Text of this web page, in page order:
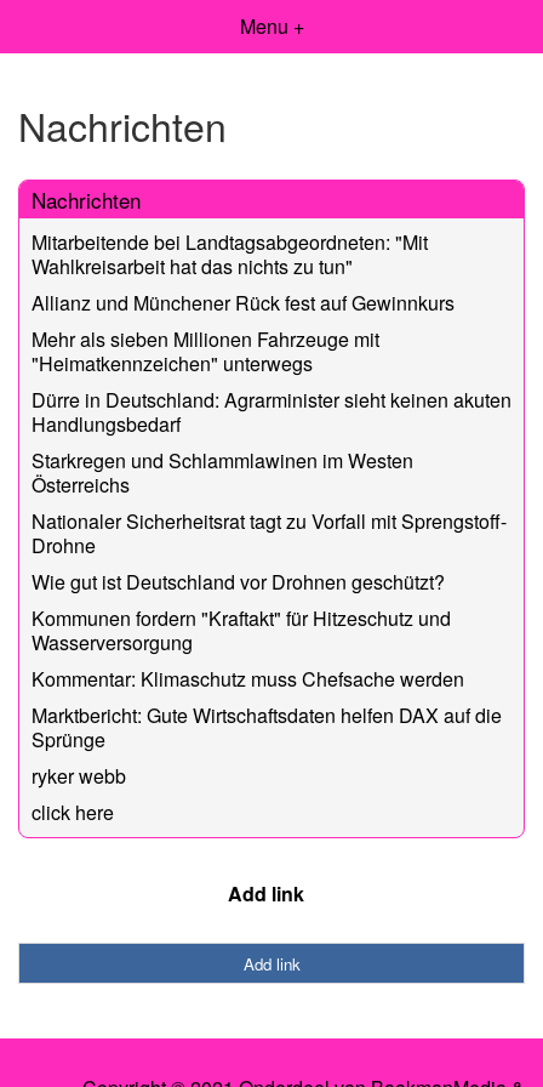
Menu +
Nachrichten
Nachrichten
Mitarbeitende bei Landtagsabgeordneten: "Mit
Wahlkreisarbeit hat das nichts zu tun"
Allianz und Münchener Rück fest auf Gewinnkurs
Mehr als sieben Millionen Fahrzeuge mit
"Heimatkennzeichen" unterwegs
Dürre in Deutschland: Agrarminister sieht keinen akuten
Handlungsbedarf
Starkregen und Schlammlawinen im Westen
Österreichs
Nationaler Sicherheitsrat tagt zu Vorfall mit Sprengstoff-
Drohne
Wie gut ist Deutschland vor Drohnen geschützt?
Kommunen fordern "Kraftakt" für Hitzeschutz und
Wasserversorgung
Kommentar: Klimaschutz muss Chefsache werden
Marktbericht: Gute Wirtschaftsdaten helfen DAX auf die
Sprünge
ryker webb
click here
Add link
Add link